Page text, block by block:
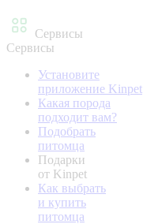
Сервисы
Сервисы
Установите
приложение Kinpet
Какая порода
подходит вам?
Подобрать
питомца
Подарки
от Kinpet
Как выбрать
и купить
питомца